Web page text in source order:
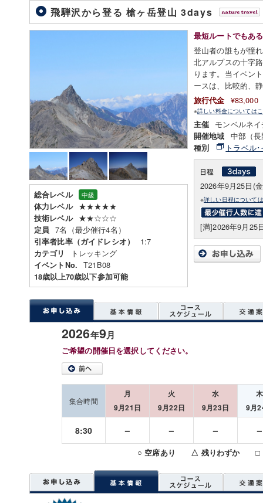
飛騨沢から登る 槍ヶ岳登山 3days
総合レベル 中級
体力レベル ★★★★★
技術レベル ★★☆☆☆
定員 7名（最少催行4名）
引率者比率（ガイドレシオ） 1:7
カテゴリ トレッキング
イベントNo. T21B08
18歳以上70歳以下参加可能
最短ルートでもあ
登山者の誰もが憧
北アルプスの十字
ります。当イベン
ースは、比較的、
旅行代金 ¥83,000
※詳しい料金については
主催 モンベルネ
開催地域 中部（
種別 トラベル
2026年9月25日(
※詳しい日程について
[満]2026年9月25
2026年9月
ご希望の開催日を選択してください。
集合時間
月
9月21日
火
9月22日
水
9月23日
木
9月
8:30 － － －
○ 空席あり △ 残りわずか □